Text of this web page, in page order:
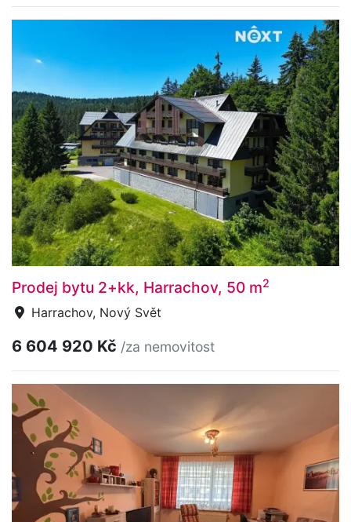
Prodej bytu 2+kk, Harrachov, 50 m2
Harrachov, Nový Svět
6 604 920 Kč /za nemovitost